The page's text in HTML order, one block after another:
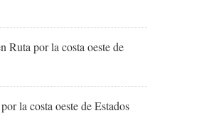
Ruta por la costa oeste de
la costa oeste de Estados